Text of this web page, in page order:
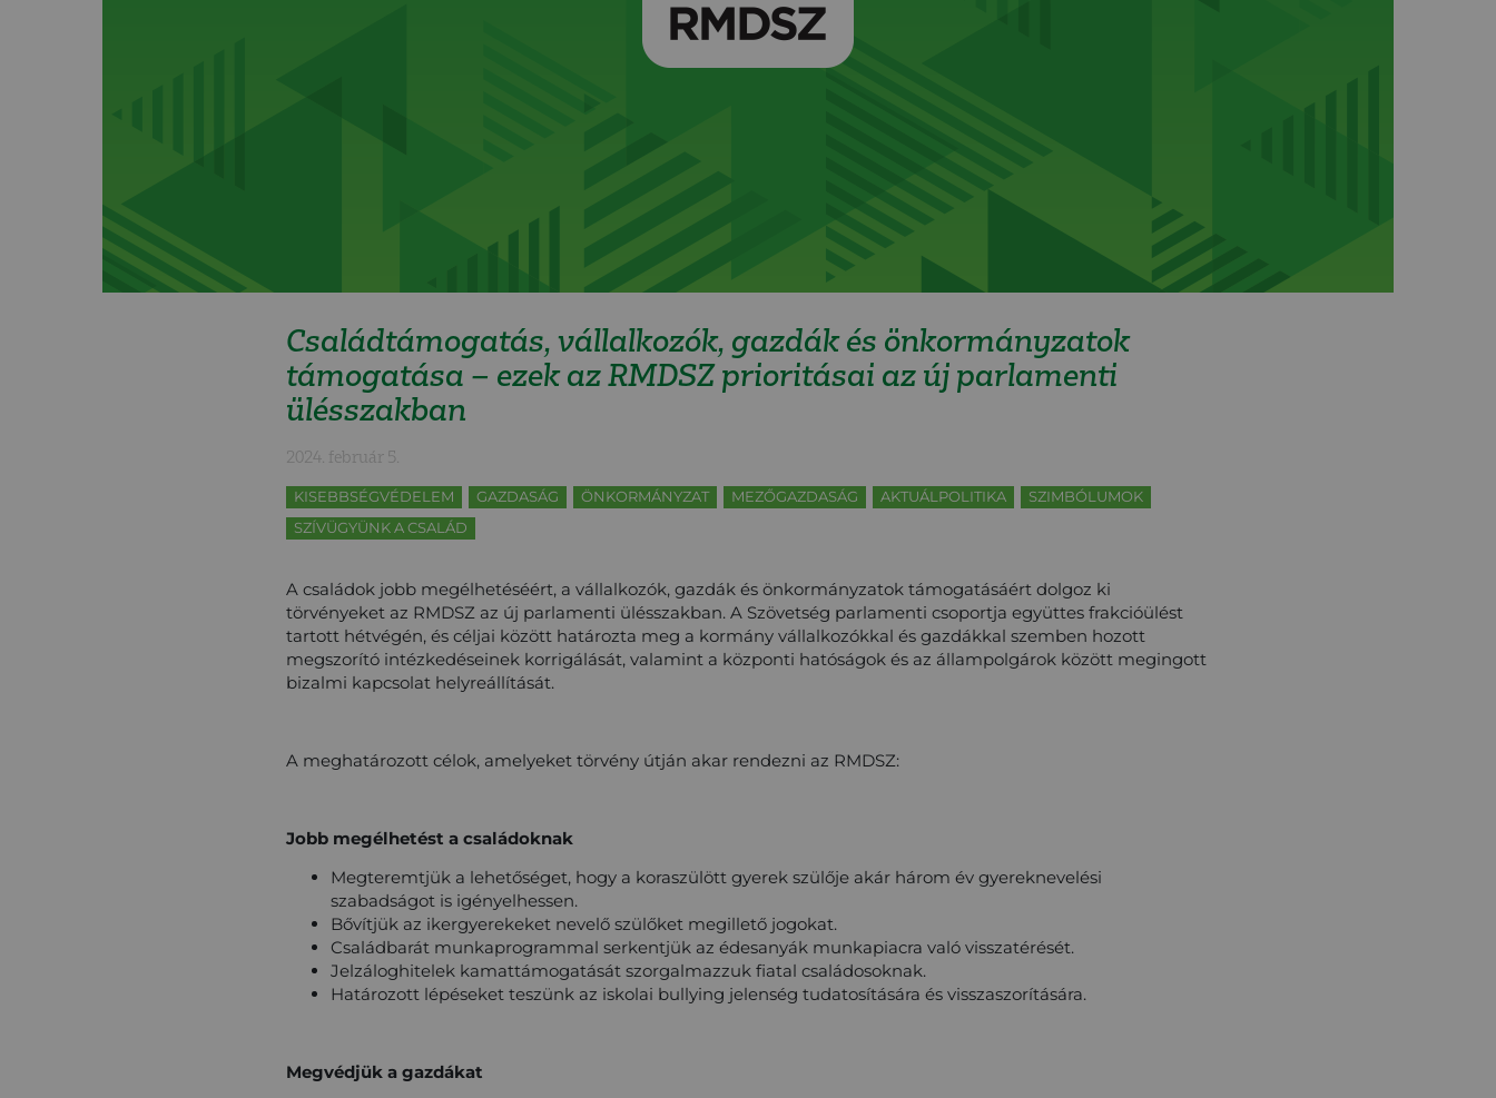
Családtámogatás, vállalkozók, gazdák és önkormányzatok
támogatása – ezek az RMDSZ prioritásai az új parlamenti
ülésszakban
2024. február 5.
KISEBBSÉGVÉDELEM GAZDASÁG ÖNKORMÁNYZAT MEZŐGAZDASÁG AKTUÁLPOLITIKA
SZIMBÓLUMOK
SZÍVÜGYÜNK A CSALÁD
A családok jobb megélhetéséért, a vállalkozók, gazdák és önkormányzatok támogatásáért dolgoz ki
törvényeket az RMDSZ az új parlamenti ülésszakban. A Szövetség parlamenti csoportja együttes frakcióülést
tartott hétvégén, és céljai között határozta meg a kormány vállalkozókkal és gazdákkal szemben hozott
megszorító intézkedéseinek korrigálását, valamint a központi hatóságok és az állampolgárok között megingott
bizalmi kapcsolat helyreállítását.
A meghatározott célok, amelyeket törvény útján akar rendezni az RMDSZ:
Jobb megélhetést a családoknak
Megteremtjük a lehetőséget, hogy a koraszülött gyerek szülője akár három év gyereknevelési
szabadságot is igényelhessen.
Bővítjük az ikergyerekeket nevelő szülőket megillető jogokat.
Családbarát munkaprogrammal serkentjük az édesanyák munkapiacra való visszatérését.
Jelzáloghitelek kamattámogatását szorgalmazzuk fiatal családosoknak.
Határozott lépéseket teszünk az iskolai bullying jelenség tudatosítására és visszaszorítására.
Megvédjük a gazdákat